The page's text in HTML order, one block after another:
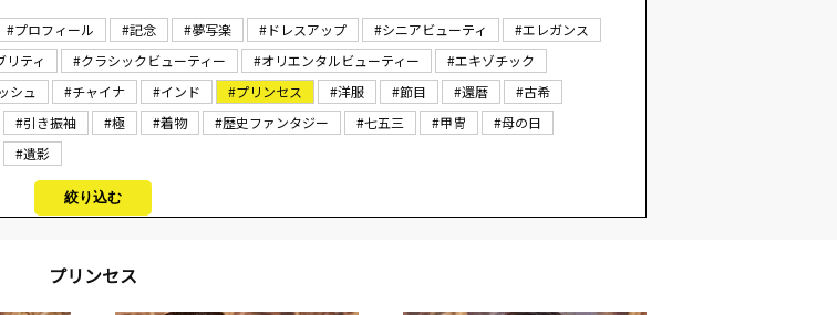
#プロフィール #記念 #夢写楽 #ドレスアップ #シニアビューティ
#エレガンス
リティ #クラシックビューティー #オリエンタルビューティー
#エキゾチック
シュ #チャイナ #インド #プリンセス #洋服 #節目 #還暦
#古希
#引き振袖 #極 #着物 #歴史ファンタジー #七五三 #甲冑
#母の日
#遺影
絞り込む
プリンセス